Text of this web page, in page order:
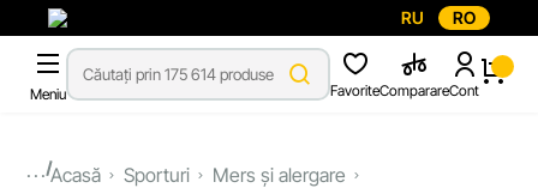
RU RO
Meniu FavoriteComparareCont
...Acasă Sporturi
Mers și alergare